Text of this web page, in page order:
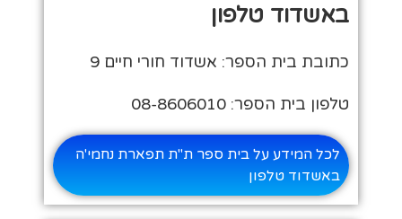
באשדוד טלפון
כתובת בית הספר: אשדוד חורי חיים 9
טלפון בית הספר: 08-8606010
לכל המידע על בית ספר ת"ת תפארת נחמי'ה
באשדוד טלפון